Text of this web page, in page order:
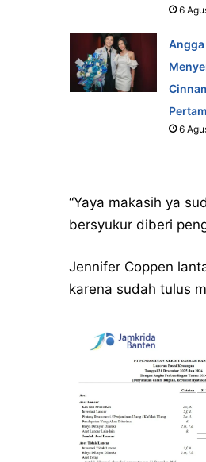
6
6
“Yaya makasih ya
bersyukur diberi
Jennifer Coppen
karena sudah tulus